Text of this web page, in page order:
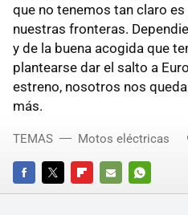
que no tenemos tan claro
nuestras fronteras.
y de la buena acogida que
plantearse dar el salto a
estreno, nosotros nos
más.
FACEBOOKTWITTERFLIPBOARD
E-
WHATSAPP
TEMAS Motos eléctricas